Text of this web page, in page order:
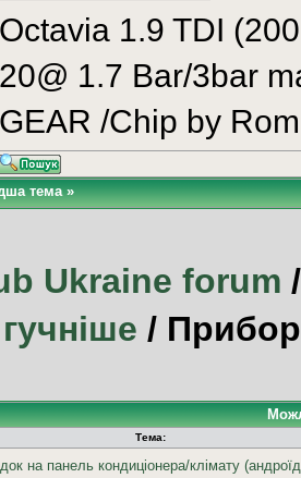
Octavia 1.9 TDI
20@ 1.7 Bar/3bar
GEAR /Chip by
тема»
Ukraine forum
/
Тема:
на панель кондиціонера/клімату